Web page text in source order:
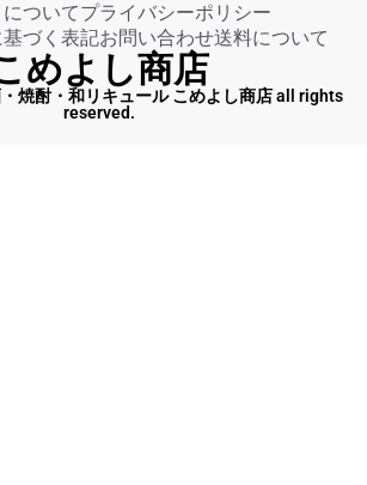
ついてプライバシーポリシー
づく表記お問い合わせ送料について
めよし商店
焼酎・和リキュール こめよし商店 all rights
reserved.